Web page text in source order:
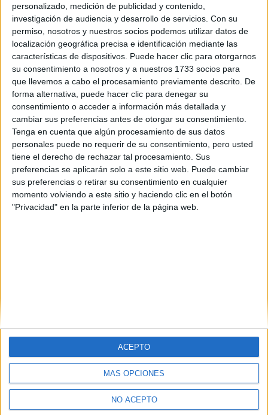
personalizado, medición de publicidad y contenido,
investigación de audiencia y desarrollo de servicios. Con su
permiso, nosotros y nuestros socios podemos utilizar datos de
localización geográfica precisa e identificación mediante las
características de dispositivos. Puede hacer clic para otorgarnos
su consentimiento a nosotros y a nuestros 1733 socios para
que llevemos a cabo el procesamiento previamente descrito. De
forma alternativa, puede hacer clic para denegar su
consentimiento o acceder a información más detallada y
cambiar sus preferencias antes de otorgar su consentimiento.
Tenga en cuenta que algún procesamiento de sus datos
personales puede no requerir de su consentimiento, pero usted
tiene el derecho de rechazar tal procesamiento. Sus
preferencias se aplicarán solo a este sitio web. Puede cambiar
sus preferencias o retirar su consentimiento en cualquier
momento volviendo a este sitio y haciendo clic en el botón
"Privacidad" en la parte inferior de la página web.
MÁS OPCIONES
NO ACEPTO
ACEPTO
Pídeles información ¡GRATIS!
Seleccionar por provincia
Alicante(1)
Barcelona(7)
Granada(1)
Guipúzcoa(3)
Madrid (6)
Navarra(1)
Pontevedra (1)
Sevilla
(1)
Teruel(1)
Valencia(3)
Vizcaya(1)
Zaragoza(1)
Quiénes somos|Contactar|Anúnciate
Politica de privacidad|Condiciones generales
de cookies